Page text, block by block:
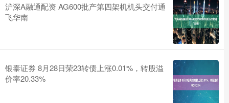
沪深A融通配资 AG600批产第四架机机头交付通
飞华南
银泰证券 8月28日荣23转债上涨0.01%，转股溢
价率20.33%